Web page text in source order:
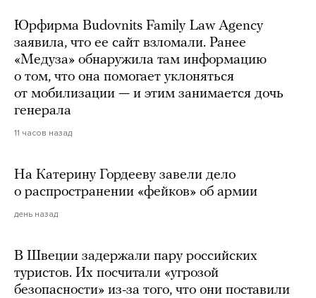
Юрфирма Budovnits Family Law Agency
заявила, что ее сайт взломали. Ранее
«Медуза» обнаружила там информацию
о том, что она помогает уклоняться
от мобилизации — и этим занимается дочь
генерала
11 часов назад
На Катерину Гордееву завели дело
о распространении «фейков» об армии
день назад
В Швеции задержали пару российских
туристов. Их посчитали «угрозой
безопасности» из-за того, что они поставили